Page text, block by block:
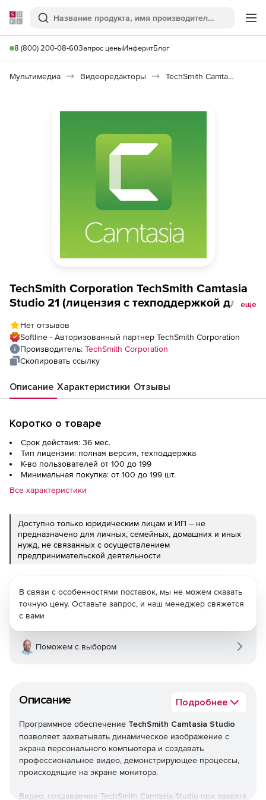
Softline
Поиск
8 (800) 200-08-60Запрос ценыИнферитБлог
Мультимедиа Видеоредакторы TechSmith Camtasia Studio
TechSmith Corporation TechSmith Camtasia
Studio 21 (лицензия с техподдержкой для
учреждений), Лицензия с техподдержкой
на 3 года. Количество пользователей
еще
Нет отзывов
Softline - Авторизованный партнер TechSmith Corporation
Производитель: TechSmith Corporation
Скопировать ссылку
Описание Характеристики Отзывы
Коротко о товаре
Срок действия: 36 мес.
Тип лицензии: полная версия, техподдержка
К-во пользователей от 100 до 199
Минимальная покупка: от 100 до 199 шт.
Все характеристики
Доступно только юридическим лицам и ИП – не
предназначено для личных, семейных, домашних и иных
нужд, не связанных с осуществлением
предпринимательской деятельности
Описание Подробнее
Программное обеспечение TechSmith Camtasia Studio
позволяет захватывать динамическое изображение с
экрана персонального компьютера и создавать
профессиональное видео, демонстрирующее процессы,
происходящие на экране монитора.
Видео, создаваемое TechSmith Camtasia Studio при захвате
В связи с особенностями поставок, мы не можем сказать
точную цену. Оставьте запрос, и наш менеджер свяжется
с вами
Поможем с выбором